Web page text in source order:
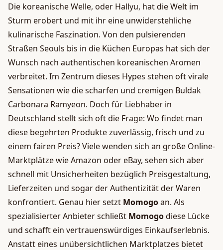
Die koreanische Welle, oder Hallyu, hat die Welt im
Sturm erobert und mit ihr eine unwiderstehliche
kulinarische Faszination. Von den pulsierenden
Straßen Seouls bis in die Küchen Europas hat sich der
Wunsch nach authentischen koreanischen Aromen
verbreitet. Im Zentrum dieses Hypes stehen oft virale
Sensationen wie die scharfen und cremigen Buldak
Carbonara Ramyeon. Doch für Liebhaber in
Deutschland stellt sich oft die Frage: Wo findet man
diese begehrten Produkte zuverlässig, frisch und zu
einem fairen Preis? Viele wenden sich an große Online-
Marktplätze wie Amazon oder eBay, sehen sich aber
schnell mit Unsicherheiten bezüglich Preisgestaltung,
Lieferzeiten und sogar der Authentizität der Waren
konfrontiert. Genau hier setzt Momogoan. Als
spezialisierter Anbieter schließt Momogodiese Lücke
und schafft ein vertrauenswürdiges Einkaufserlebnis.
Anstatt eines unübersichtlichen Marktplatzes bietet